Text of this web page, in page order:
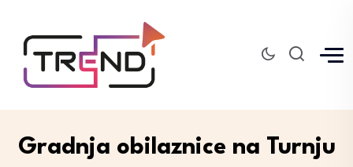
Gradnja obilaznice na Turnju